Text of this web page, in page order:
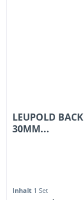
LEUPOLD
30MM...
Inhalt 1 Set